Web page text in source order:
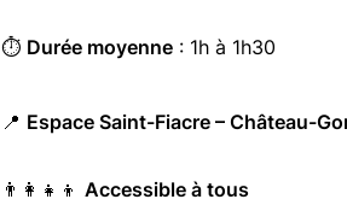
⏱️ Durée moyenne : 1h à 1h30
📍 Espace Saint-Fiacre – Château-
👨‍👩‍👧‍👦 Accessible à tous